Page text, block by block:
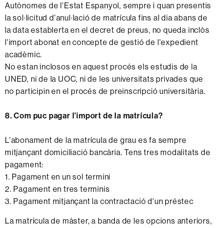
Autònomes de l'Estat Espanyol, sempre i quan presentis
la sol·licitud d'anul·lació de matrícula fins al dia abans de
la data establerta en el decret de preus, no queda inclòs
l'import abonat en concepte de gestió de l'expedient
acadèmic.
No estan inclosos en aquest procés els estudis de la
UNED, ni de la UOC, ni de les universitats privades que
no participin en el procés de preinscripció universitària.
8. Com puc pagar l’import de la matrícula?
L'abonament de la matrículade grau es fa sempre
mitjançant domiciliació bancària. Tens tres modalitats de
pagament:
1. Pagament en un sol termini
2. Pagament en tres terminis
3. Pagament mitjançant la contractació d'un préstec
La matrícula de màster, a banda de les opcions anteriors,